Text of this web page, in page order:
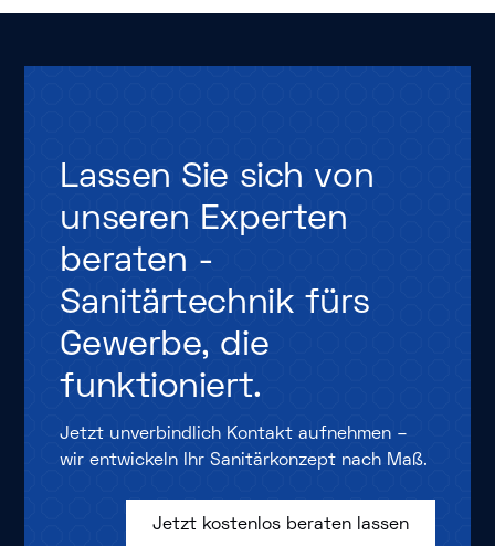
Lassen Sie sich von
unseren Experten
beraten -
Sanitärtechnik fürs
Gewerbe, die
funktioniert.
Jetzt unverbindlich Kontakt aufnehmen –
wir entwickeln Ihr Sanitärkonzept nach Maß.
Jetzt kostenlos beraten lassen